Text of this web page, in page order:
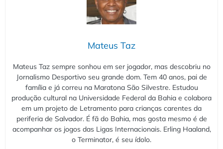
Mateus Taz
Mateus Taz sempre sonhou em ser jogador, mas descobriu no
Jornalismo Desportivo seu grande dom. Tem 40 anos, pai de
família e já correu na Maratona São Silvestre. Estudou
produção cultural na Universidade Federal da Bahia e colabora
em um projeto de Letramento para crianças carentes da
periferia de Salvador. É fã do Bahia, mas gosta mesmo é de
acompanhar os jogos das Ligas Internacionais. Erling Haaland,
o Terminator, é seu ídolo.